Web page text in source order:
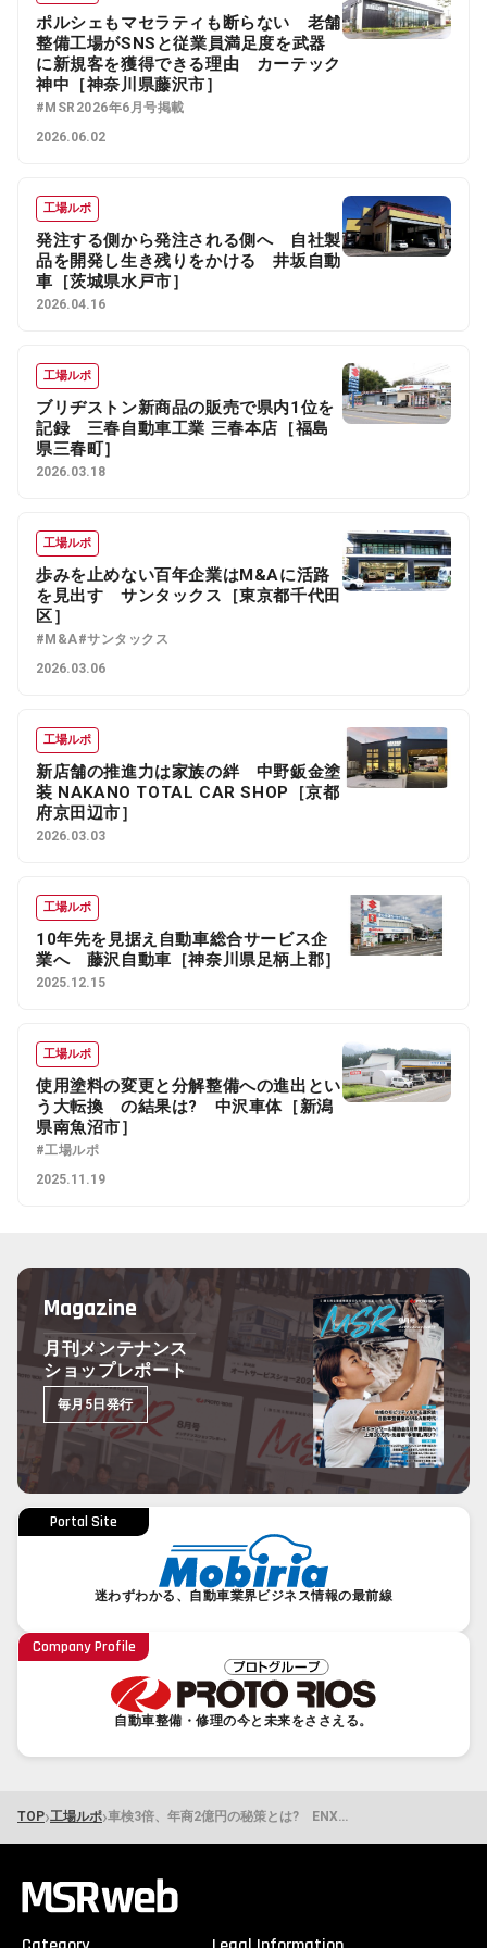
ポルシェもマセラティも断らない 老舗
整備工場がSNSと従業員満足度を武器
に新規客を獲得できる理由 カーテック
神中［神奈川県藤沢市］
#MSR2026年6月号掲載
2026.06.02
工場ルポ
発注する側から発注される側へ 自社製
品を開発し生き残りをかける 井坂自動
車［茨城県水戸市］
2026.04.16
工場ルポ
ブリヂストン新商品の販売で県内1位を
記録 三春自動車工業 三春本店［福島
県三春町］
2026.03.18
工場ルポ
歩みを止めない百年企業はM&Aに活路
を見出す サンタックス［東京都千代田
区］
#M&A#サンタックス
2026.03.06
工場ルポ
新店舗の推進力は家族の絆 中野鈑金塗
装 NAKANO TOTAL CAR SHOP［京都
府京田辺市］
2026.03.03
工場ルポ
10年先を見据え自動車総合サービス企
業へ 藤沢自動車［神奈川県足柄上郡］
2025.12.15
工場ルポ
使用塗料の変更と分解整備への進出とい
う大転換 の結果は? 中沢車体［新潟
県南魚沼市］
#工場ルポ
2025.11.19
Magazine
月刊メンテナンス
ショップレポート
毎月5日発行
Portal Site
迷わずわかる、自動車業界ビジネス情報の最前線
Company Profile
自動車整備・修理の今と未来をささえる。
TOP›工場ルポ› 車検3倍、年商2億円の秘策とは? ENXIA（エンシア）／乾自動車整備工場［群馬県高崎市］